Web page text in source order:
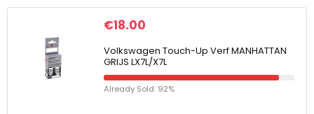
€18.00
Volkswagen Touch-Up Verf MANHATTAN
GRIJS LX7L/X7L
Already Sold: 92%